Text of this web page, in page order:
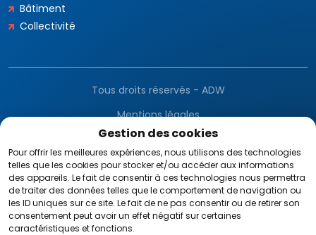
Gestion des cookies
Pour offrir les meilleures expériences, nous utilisons des technologies
telles que les cookies pour stocker et/ou accéder aux informations
des appareils. Le fait de consentir à ces technologies nous permettra
de traiter des données telles que le comportement de navigation ou
les ID uniques sur ce site. Le fait de ne pas consentir ou de retirer son
consentement peut avoir un effet négatif sur certaines
caractéristiques et fonctions.
Bâtiment
Collectivité
Tous droits réservés - ADW
Mentions légales
CGV
RGPD